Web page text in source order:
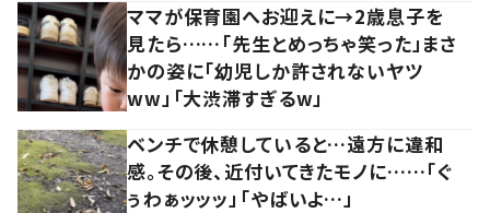
ママが保育園へお迎えに→2歳息子を
見たら……「先生とめっちゃ笑った」まさ
かの姿に「幼児しか許されないヤツ
ww」「大渋滞すぎるw」
ベンチで休憩していると…遠方に違和
感。その後、近付いてきたモノに……「ぐ
ぅわぁッッッ」「やばいよ…」